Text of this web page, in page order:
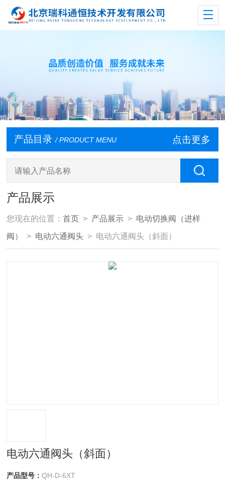
产品目录 / PRODUCT MENU 点击更多
产品展示
您现在的位置：首页 > 产品展示 > 电动切换阀（进样
阀） > 电动六通阀头 > 电动六通阀头（斜面）
电动六通阀头（斜面）
产品型号：QH-D-6XT